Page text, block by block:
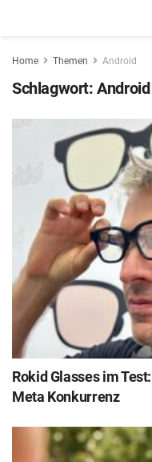
Home Themen Android
Schlagwort:Android
Rokid Glasses im
Meta Konkurrenz